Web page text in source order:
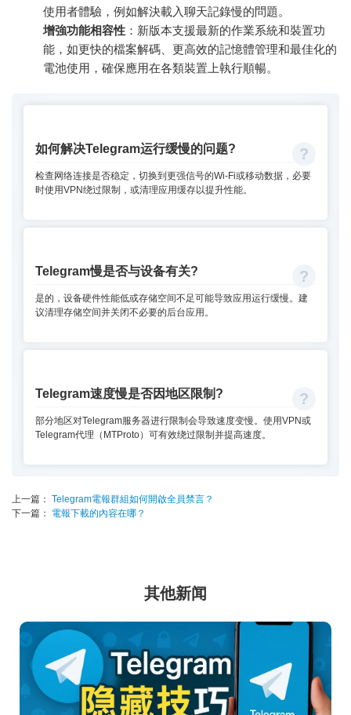
使用者體驗，例如解決載入聊天記錄慢的問題。
增強功能相容性 ：新版本支援最新的作業系統和裝置功
能，如更快的檔案解碼、更高效的記憶體管理和最佳化的
電池使用，確保應用在各類裝置上執行順暢。
如何解决Telegram运行缓慢的问题?
检查网络连接是否稳定，切换到更强信号的Wi-Fi或移动数据，必要
时使用VPN绕过限制，或清理应用缓存以提升性能。
Telegram慢是否与设备有关?
是的，设备硬件性能低或存储空间不足可能导致应用运行缓慢。建
议清理存储空间并关闭不必要的后台应用。
Telegram速度慢是否因地区限制?
部分地区对Telegram服务器进行限制会导致速度变慢。使用VPN或
Telegram代理（MTProto）可有效绕过限制并提高速度。
上一篇： Telegram電報群組如何開啟全員禁言？
下一篇：
電報下載的內容在哪？
其他新闻